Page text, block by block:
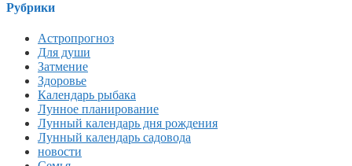
Рубрики
Астропрогноз
Для души
Затмение
Здоровье
Календарь рыбака
Лунное планирование
Лунный календарь дня рождения
Лунный календарь садовода
новости